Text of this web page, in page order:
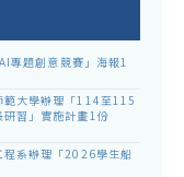
專題創意競賽」海報1
範大學辦理「114至115
習」實施計畫1份
程系辦理「2026學生船